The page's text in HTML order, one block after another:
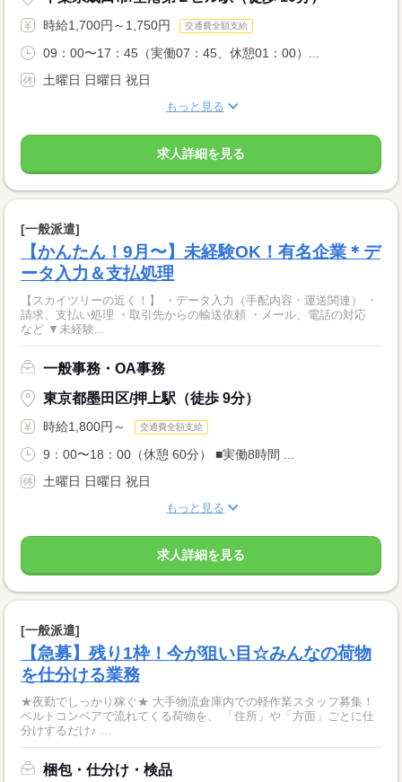
時給1,700円～1,750円 交通費全額支給
09：00〜17：45（実働07：45、休憩01：00）...
土曜日 日曜日 祝日
もっと見る
求人詳細を見る
[一般派遣]
【かんたん！9月〜】未経験OK！有名企業＊デ
ータ入力＆支払処理
【スカイツリーの近く！】 ・データ入力（手配内容・運送関連） ・
請求、支払い処理 ・取引先からの輸送依頼 ・メール、電話の対応
など ▼未経験...
一般事務・OA事務
東京都墨田区/押上駅（徒歩 9分）
時給1,800円～ 交通費全額支給
9：00〜18：00（休憩 60分） ■実働8時間 ...
土曜日 日曜日 祝日
もっと見る
求人詳細を見る
[一般派遣]
【急募】残り1枠！今が狙い目☆みんなの荷物
を仕分ける業務
★夜勤でしっかり稼ぐ★ 大手物流倉庫内での軽作業スタッフ募集！
ベルトコンベアで流れてくる荷物を、 「住所」や「方面」ごとに仕
分けするだけ♪ ...
梱包・仕分け・検品